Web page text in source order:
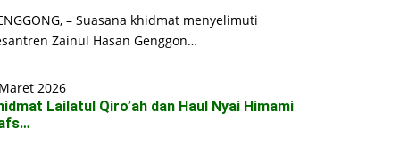
– Suasana khidmat menyelimuti
Zainul Hasan Genggon…
2026
Lailatul Qiro’ah dan Haul Nyai Himami